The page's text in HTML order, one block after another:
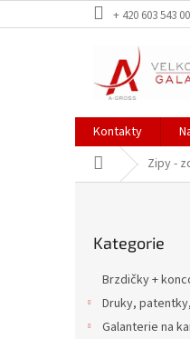
na
+ 420 603 543
Kontakty
Domů Zipy -
kategorie
Kategorie
Brzdičky +
Druky,
Galanterie na